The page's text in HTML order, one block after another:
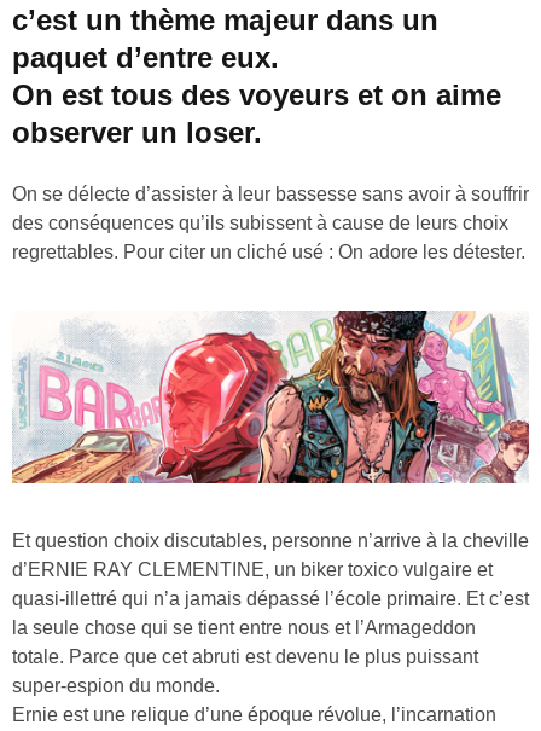
c’est un thème majeur dans un
paquet d’entre eux.
On est tous des voyeurs et on aime
observer un loser.
On se délecte d’assister à leur bassesse sans avoir à souffrir
des conséquences qu’ils subissent à cause de leurs choix
regrettables. Pour citer un cliché usé : On adore les détester.
Et question choix discutables, personne n’arrive à la cheville
d’ERNIE RAY CLEMENTINE, un biker toxico vulgaire et
quasi-illettré qui n’a jamais dépassé l’école primaire. Et c’est
la seule chose qui se tient entre nous et l’Armageddon
totale. Parce que cet abruti est devenu le plus puissant
super-espion du monde.
Ernie est une relique d’une époque révolue, l’incarnation